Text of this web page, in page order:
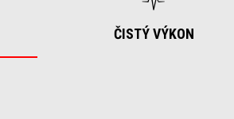
ČISTÝ VÝKON